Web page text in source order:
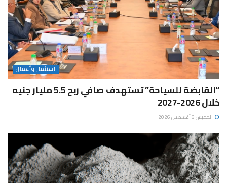
استثمار وأعمال
“القابضة للسياحة” تستهدف صافي ربح 5.5 مليار جنيه
خلال 2026-2027
الخميس 6 أغسطس 2026